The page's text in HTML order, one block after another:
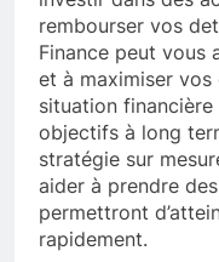
rembourser vos
Finance peut vous
et à maximiser vos
situation
objectifs à long
stratégie sur
aider à prendre
permettront
rapidement.